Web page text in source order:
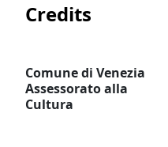
Credits
Comune di Venezia
Assessorato alla
Cultura